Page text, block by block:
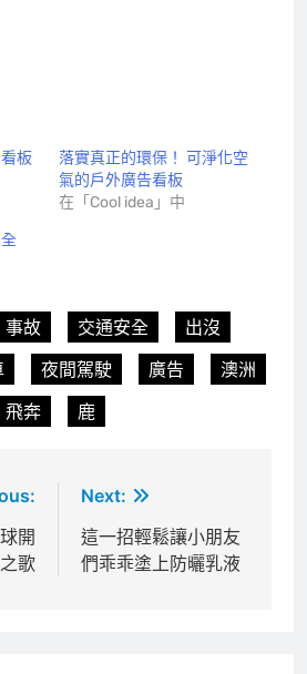
板
落實真正的環保！ 可淨化空
氣的戶外廣告看板
在「Cool idea」中
事故 交通安全
出沒
夜間駕駛 廣告
澳洲
飛奔 鹿
開
歌
Next:
這一招輕鬆讓小朋友
們乖乖塗上防曬乳液